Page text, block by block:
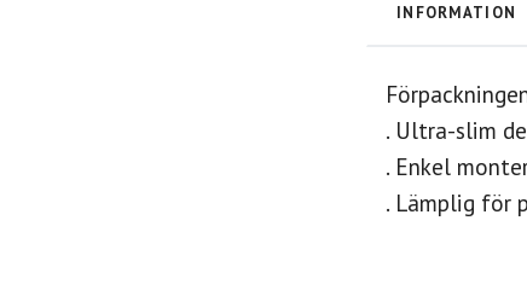
INFORMATION
. Ultra-slim
. Enkel
. Lämplig för